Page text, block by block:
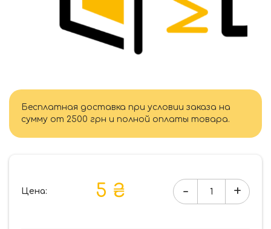
Бесплатная доставка при условии заказа на
сумму от 2500 грн и полной оплаты товара.
Цена: 5 ₴
Количество
- +